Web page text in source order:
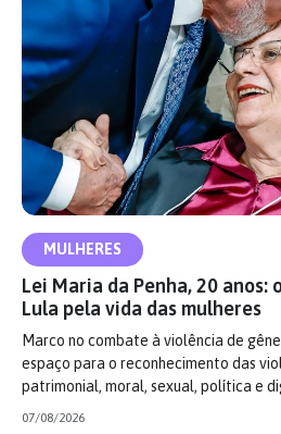
MULHERES
Lei Maria da Penha, 20 anos:
Lula pela vida das mulheres
Marco no combate à violência de
espaço para o reconhecimento das
patrimonial, moral, sexual, política e
07/08/2026